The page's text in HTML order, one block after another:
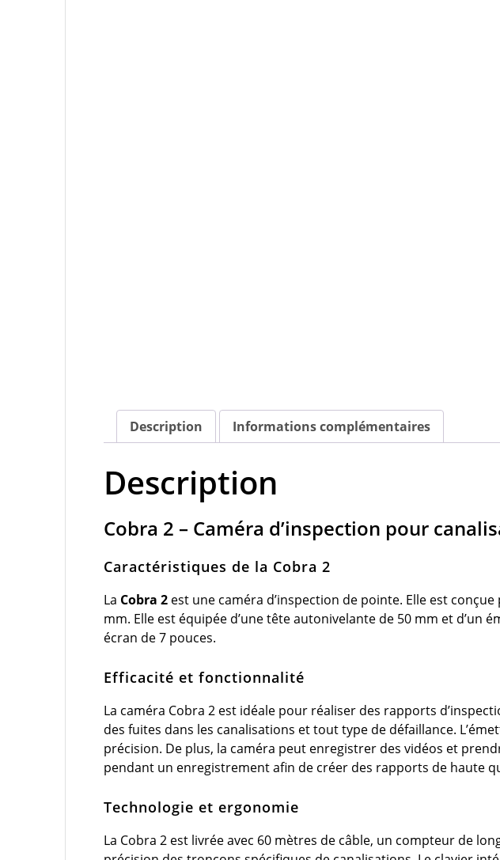
Description Informations complémentaires
Description
Cobra 2 – Caméra d’inspection pour
Caractéristiques de la Cobra 2
La Cobra 2 est une caméra d’inspection de pointe. Elle est
mm. Elle est équipée d’une tête autonivelante de 50 mm et d’un
écran de 7 pouces.
Efficacité et fonctionnalité
La caméra Cobra 2 est idéale pour réaliser des rapports
des fuites dans les canalisations et tout type de défaillance.
précision. De plus, la caméra peut enregistrer des vidéos et
pendant un enregistrement afin de créer des rapports de haute
Technologie et ergonomie
La Cobra 2 est livrée avec 60 mètres de câble, un compteur de